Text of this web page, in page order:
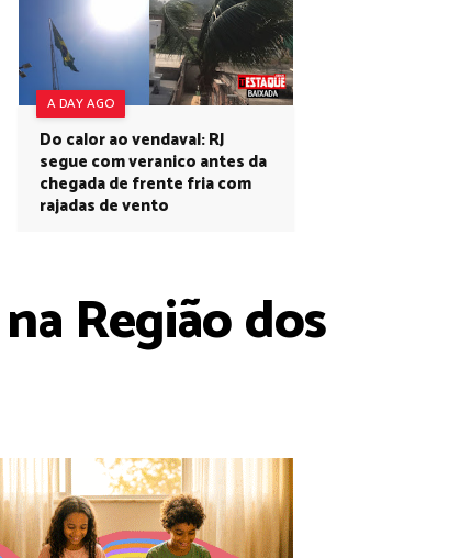
A DAY AGO
Do calor ao vendaval: RJ
segue com veranico antes da
chegada de frente fria com
rajadas de vento
Região dos